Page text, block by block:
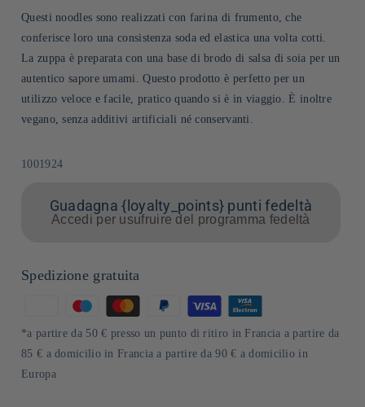
Questi noodles sono realizzati con farina di frumento, che
conferisce loro una consistenza soda ed elastica una volta cotti.
La zuppa è preparata con una base di brodo di salsa di soia per un
autentico sapore umami. Questo prodotto è perfetto per un
utilizzo veloce e facile, pratico quando si è in viaggio. È inoltre
vegano, senza additivi artificiali né conservanti.
SKU:
1001924
Guadagna {loyalty_points} punti fedeltà
Accedi per usufruire del programma fedeltà
Spedizione gratuita
di
pagamento
*a partire da 50 € presso un punto di ritiro in Francia a partire da
85 € a domicilio in Francia a partire da 90 € a domicilio in
Europa